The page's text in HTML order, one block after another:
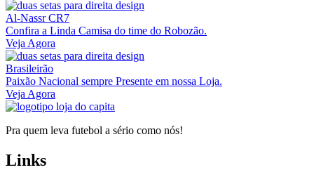
Al-Nassr CR7
Confira a Linda Camisa do time do Robozão.
Veja Agora
Brasileirão
Paixão Nacional sempre Presente em nossa Loja.
Veja Agora
Pra quem leva futebol a sério como nós!
Links